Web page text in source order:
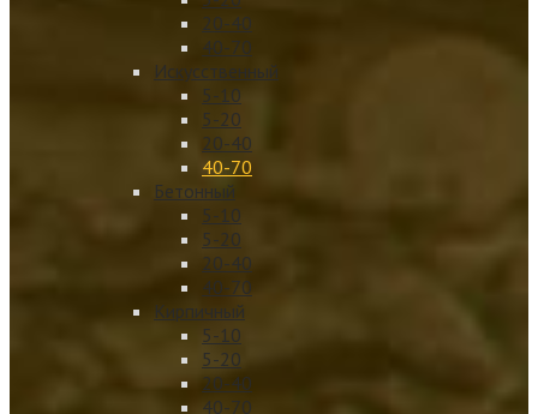
20-40
40-70
Искусственный
5-10
5-20
20-40
40-70
Бетонный
5-10
5-20
20-40
40-70
Кирпичный
5-10
5-20
20-40
40-70